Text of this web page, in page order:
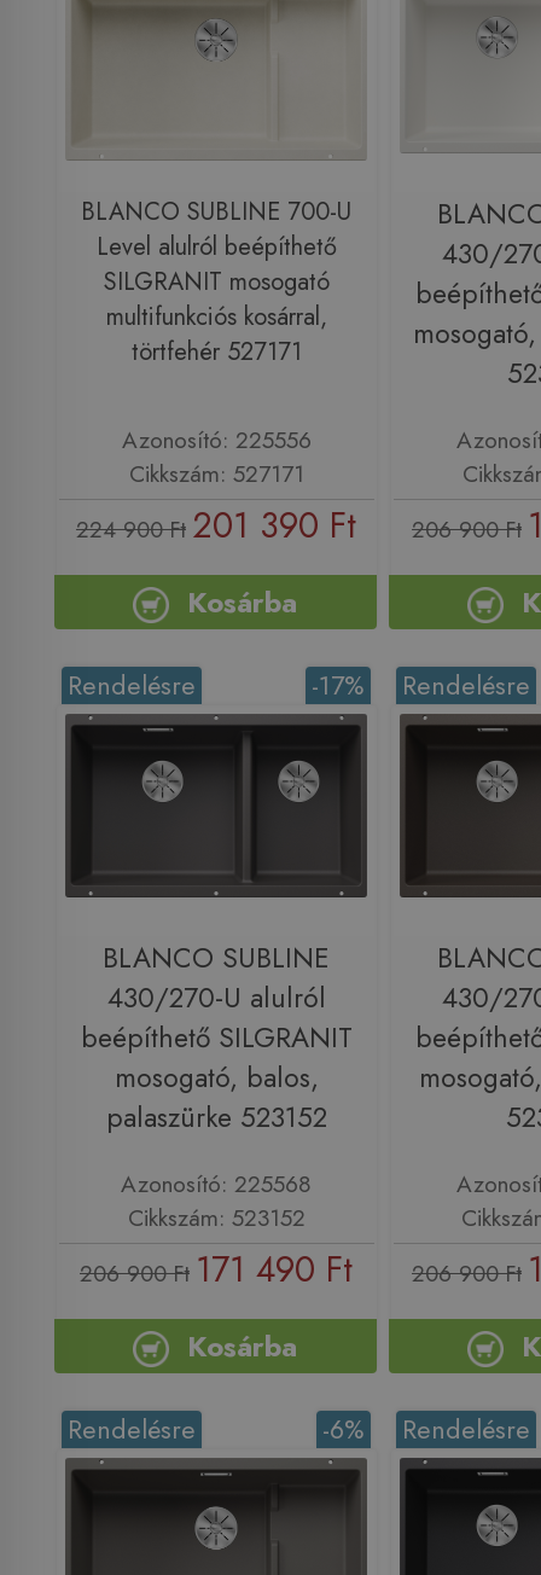
BLANCO SUBLINE 700-U
Level alulról beépíthető
SILGRANIT mosogató
multifunkciós kosárral,
törtfehér 527171
Azonosító: 225556
Cikkszám: 527171
224 900 Ft 201 390 Ft
Kosárba
430/
206 900 Ft
-17%
Rendelésre
BLANCO SUBLINE
430/270-U alulról
beépíthető SILGRANIT
mosogató, balos,
palaszürke 523152
Azonosító: 225568
Cikkszám: 523152
206 900 Ft 171 490 Ft
Kosárba
Rendelésre
430/
206 900 Ft
-6%
Rendelésre Rendelésre